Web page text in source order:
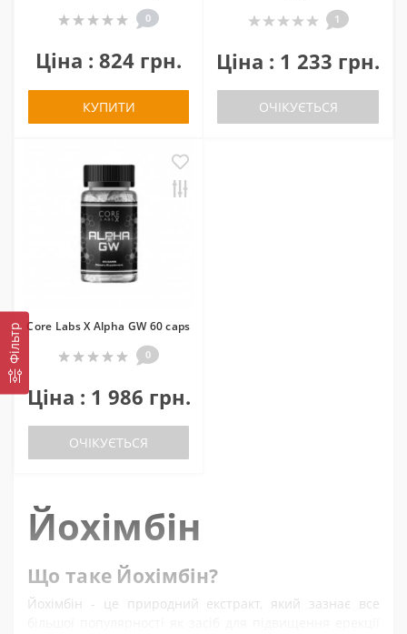
Фільтр
0
Ціна : 824 грн.
КУПИТИ
1
Ціна : 1 233 грн.
ОЧІКУЄТЬСЯ
Core Labs X Alpha GW 60 caps
0
Ціна : 1 986 грн.
ОЧІКУЄТЬСЯ
Йохімбін
Що таке Йохімбін?
Йохімбін - це природний екстракт, який зазнає все